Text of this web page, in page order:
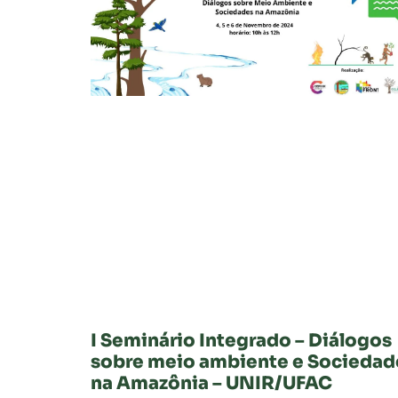
I Seminário Integrado – Diálogos
sobre meio ambiente e
na Amazônia – UNIR/UFAC